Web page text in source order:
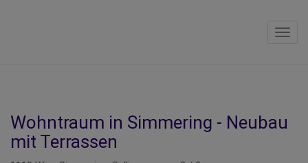
Wohntraum in Simmering - Neubau
mit Terrassen